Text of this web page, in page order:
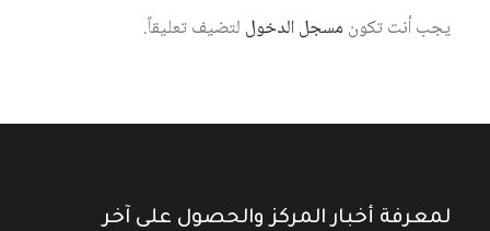
14 مايو، 2024
يجب أنت تكون مسجل الدخول لتضيف تعليقاً.
لمعرفة أخبار المركز والحصول على آخر